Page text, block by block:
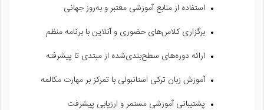
استفاده از منابع آموزشی معتبر و به‌روز جهانی
برگزاری کلاس‌های حضوری و آنلاین با برنامه منظم
ارائه دوره‌های سطح‌بندی‌شده از مبتدی تا پیشرفته
آموزش زبان ترکی استانبولی با تمرکز بر مهارت مکالمه
پشتیبانی آموزشی مستمر و ارزیابی پیشرفت